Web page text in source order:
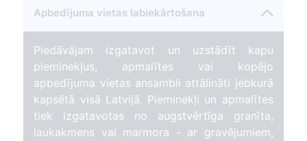
Apbedījuma vietas labiekārtošana
Piedāvājam izgatavot un uzstādīt kapu
pieminekļus, apmalītes vai kopējo
apbedījuma vietas ansambli attālināti jebkurā
kapsētā visā Latvijā. Pieminekļi un apmalītes
tiek izgatavotas no augstvērtīga granīta,
laukakmens vai marmora - ar gravējumiem,